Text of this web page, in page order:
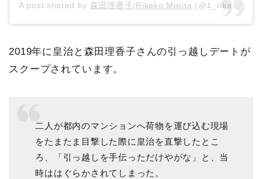
A post shared by 森田理香子/Rikako Morita (@1_rikako) on
2019年に皇治と森田理香子さんの引っ越しデートが
スクープされています。
二人が都内のマンションへ荷物を運び込む現場
をたまたま目撃した際に皇治を直撃したとこ
ろ、「引っ越しを手伝っただけやがな」と、当
時ははぐらかされてしまった。